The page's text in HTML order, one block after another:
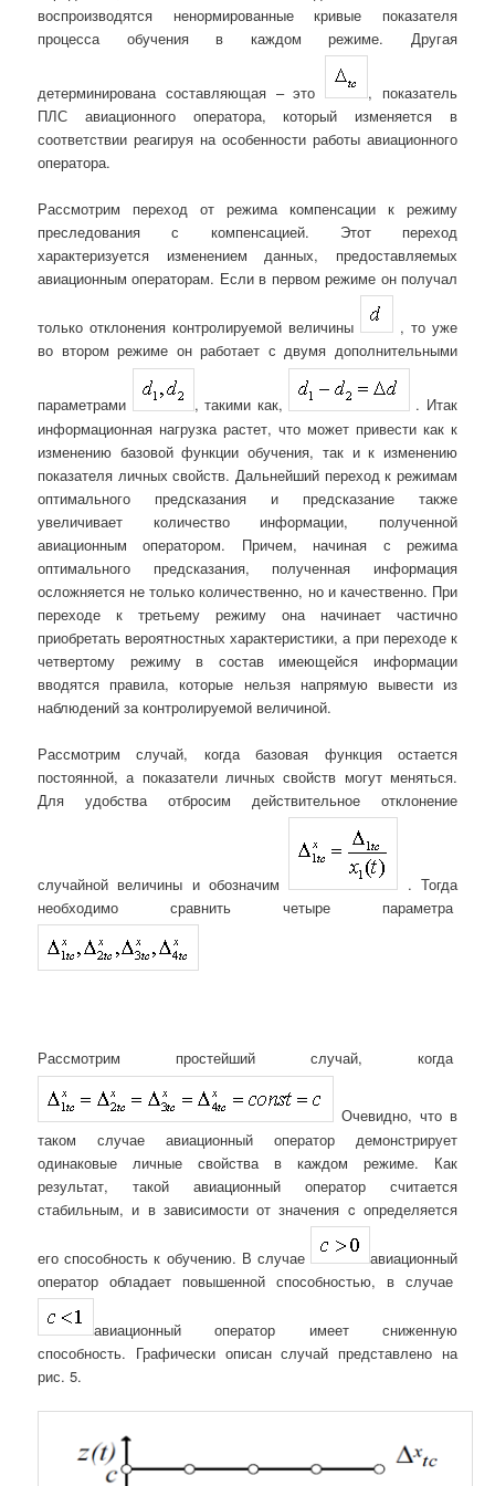
воспроизводятся ненормированные кривые показателя
процесса обучения в каждом режиме. Другая
детерминирована составляющая – это
, показатель
ПЛС авиационного оператора, который изменяется в
соответствии реагируя на особенности работы авиационного
оператора.
Рассмотрим переход от режима компенсации к режиму
преследования с компенсацией. Этот переход
характеризуется изменением данных, предоставляемых
авиационным операторам. Если в первом режиме он получал
только отклонения контролируемой величины
, то уже
во втором режиме он работает с двумя дополнительными
параметрами , такими как,
. Итак
информационная нагрузка растет, что может привести как к
изменению базовой функции обучения, так и к изменению
показателя личных свойств. Дальнейший переход к режимам
оптимального предсказания и предсказание также
увеличивает количество информации, полученной
авиационным оператором. Причем, начиная с режима
оптимального предсказания, полученная информация
осложняется не только количественно, но и качественно. При
переходе к третьему режиму она начинает частично
приобретать вероятностных характеристики, а при переходе к
четвертому режиму в состав имеющейся информации
вводятся правила, которые нельзя напрямую вывести из
наблюдений за контролируемой величиной.
Рассмотрим случай, когда базовая функция остается
постоянной, а показатели личных свойств могут меняться.
Для удобства отбросим действительное отклонение
случайной величины и обозначим
. Тогда
необходимо сравнить четыре параметра
Рассмотрим простейший случай, когда
Очевидно, что в
таком случае авиационный оператор демонстрирует
одинаковые личные свойства в каждом режиме. Как
результат, такой авиационный оператор считается
стабильным, и в зависимости от значения c определяется
его способность к обучению. В случае
авиационный
оператор обладает повышенной способностью, в случае
авиационный оператор имеет сниженную
способность. Графически описан случай представлено на
рис. 5.